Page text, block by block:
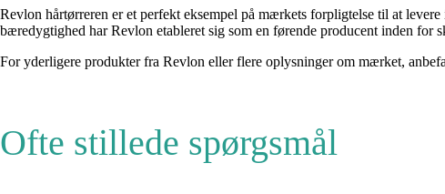
Revlon hårtørreren er et perfekt eksempel på mærkets forpligtelse til at
bæredygtighed har Revlon etableret sig som en førende producent inden for
For yderligere produkter fra Revlon eller flere oplysninger om mærket,
Ofte stillede spørgsmål